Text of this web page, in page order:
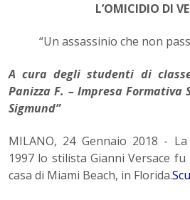
L’OMICIDIO DI
“Un assassinio che non
A cura degli studenti di
Panizza F. – Impresa Formativa
Sigmund”
MILANO, 24 Gennaio 2018 -
1997 lo stilista Gianni Versace
casa di Miami Beach, in Florida.